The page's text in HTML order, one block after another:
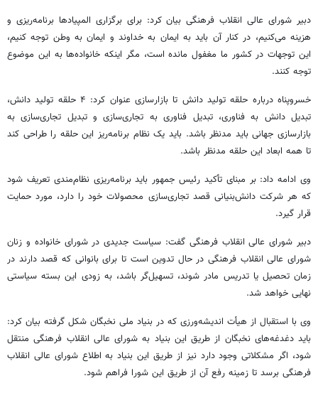
دبیر شورای عالی انقلاب فرهنگی بیان کرد: برای برگزاری المپیادها برنامه‌ریزی و
هزینه می‌کنیم، در کنار آن باید به ایمان به خداوند و ایمان به وطن توجه کنیم،
این توجهات در کشور ما مغفول مانده است، مگر اینکه خانواده‌ها به این موضوع
توجه کنند.
خسروپناه درباره حلقه تولید دانش تا بازارسازی
عنوان کرد: ۴ حلقه تولید دانش،
تبدیل دانش به فناوری، تبدیل فناوری به تجاری‌سازی و تبدیل تجاری‌سازی به
بازارسازی جهانی باید مدنظر باشد. باید یک نظام برنامه‌ریز این حلقه را طراحی کند
تا همه ابعاد این حلقه مدنظر باشد.
وی ادامه داد: بر مبنای تأکید رئیس جمهور باید برنامه‌ریزی نظام‌مندی تعریف شود
که هر شرکت دانش‌بنیانی قصد تجاری‌سازی محصولات خود را دارد، مورد حمایت
قرار گیرد.
دبیر شورای عالی انقلاب فرهنگی گفت: سیاست جدیدی در شورای خانواده و زنان
شورای عالی انقلاب فرهنگی در حال تدوین است تا برای بانوانی که قصد دارند در
زمان تحصیل یا تدریس مادر شوند، تسهیل‌گر باشد، به زودی این بسته سیاستی
نهایی خواهد شد.
وی با استقبال از هیأت اندیشه‌ورزی که در بنیاد ملی نخبگان شکل گرفته بیان کرد:
باید دغدغه‌های نخبگان از طریق این بنیاد به شورای عالی انقلاب فرهنگی منتقل
شود، اگر مشکلاتی وجود دارد نیز از طریق این بنیاد به اطلاع شورای عالی انقلاب
فرهنگی برسد تا زمینه رفع آن از طریق این شورا فراهم شود.